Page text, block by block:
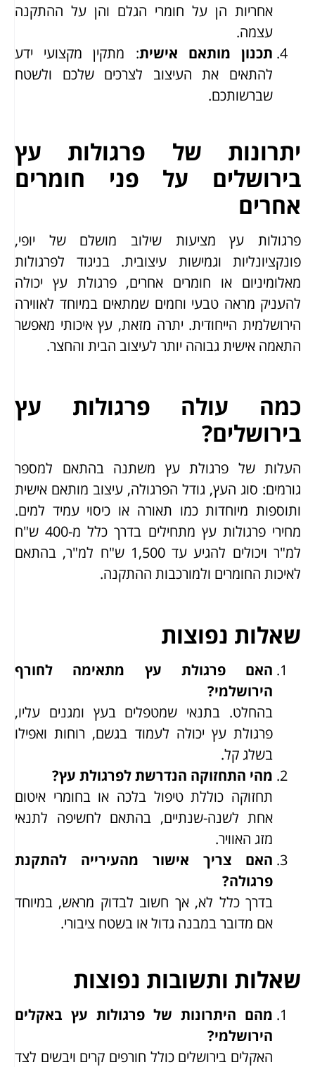
אחריות הן על חומרי הגלם והן על ההתקנה
עצמה.
תכנון מותאם אישית: מתקין מקצועי ידע
להתאים את העיצוב לצרכים שלכם ולשטח
שברשותכם.
יתרונות של פרגולות עץ
בירושלים על פני חומרים
אחרים
פרגולות עץ מציעות שילוב מושלם של יופי,
פונקציונליות וגמישות עיצובית. בניגוד לפרגולות
מאלומיניום או חומרים אחרים, פרגולת עץ יכולה
להעניק מראה טבעי וחמים שמתאים במיוחד לאווירה
הירושלמית הייחודית. יתרה מזאת, עץ איכותי מאפשר
התאמה אישית גבוהה יותר לעיצוב הבית והחצר.
כמה עולה פרגולות עץ
בירושלים?
העלות של פרגולת עץ משתנה בהתאם למספר
גורמים: סוג העץ, גודל הפרגולה, עיצוב מותאם אישית
ותוספות מיוחדות כמו תאורה או כיסוי עמיד למים.
מחירי פרגולות עץ מתחילים בדרך כלל מ-400 ש"ח
למ"ר ויכולים להגיע עד 1,500 ש"ח למ"ר, בהתאם
לאיכות החומרים ולמורכבות ההתקנה.
שאלות נפוצות
האם פרגולת עץ מתאימה לחורף
הירושלמי?
בהחלט. בתנאי שמטפלים בעץ ומגנים עליו,
פרגולת עץ יכולה לעמוד בגשם, רוחות ואפילו
בשלג קל.
מהי התחזוקה הנדרשת לפרגולת עץ?
תחזוקה כוללת טיפול בלכה או בחומרי איטום
אחת לשנה-שנתיים, בהתאם לחשיפה לתנאי
מזג האוויר.
האם צריך אישור מהעירייה להתקנת
פרגולה?
בדרך כלל לא, אך חשוב לבדוק מראש, במיוחד
אם מדובר במבנה גדול או בשטח ציבורי.
שאלות ותשובות נפוצות
מהם היתרונות של פרגולות עץ באקלים
הירושלמי?
האקלים בירושלים כולל חורפים קרים ויבשים לצד